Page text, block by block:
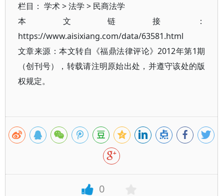
栏目： 学术>法学 > 民商法学
本文链接：
https://www.aisixiang.com/data/63581.html
文章来源：本文转自《福鼎法律评论》2012年第1期
（创刊号），转载请注明原始出处，并遵守该处的版
权规定。
0